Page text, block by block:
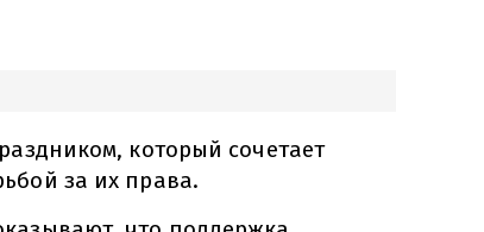
который сочетает
за их права.